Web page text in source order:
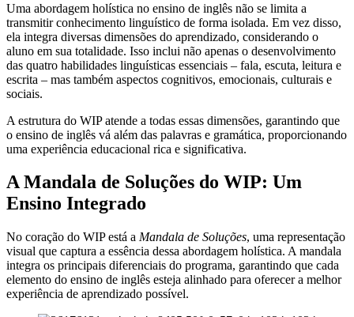
Uma abordagem holística no ensino de inglês não se limita a
transmitir conhecimento linguístico de forma isolada. Em vez disso,
ela integra diversas dimensões do aprendizado, considerando o
aluno em sua totalidade. Isso inclui não apenas o desenvolvimento
das quatro habilidades linguísticas essenciais – fala, escuta, leitura e
escrita – mas também aspectos cognitivos, emocionais, culturais e
sociais.
A estrutura do WIP atende a todas essas dimensões, garantindo que
o ensino de inglês vá além das palavras e gramática, proporcionando
uma experiência educacional rica e significativa.
A Mandala de Soluções do WIP: Um
Ensino Integrado
No coração do WIP está a Mandala de Soluções, uma representação
visual que captura a essência dessa abordagem holística. A mandala
integra os principais diferenciais do programa, garantindo que cada
elemento do ensino de inglês esteja alinhado para oferecer a melhor
experiência de aprendizado possível.